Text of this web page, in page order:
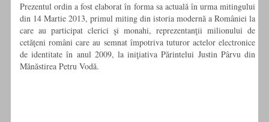
Prezentul ordin a fost elaborat în forma sa actuală în urma mitingului
din 14 Martie 2013, primul miting din istoria modernă a României la
care au participat clerici şi monahi, reprezentanţii milionului de
cetăţeni români care au semnat împotriva tuturor actelor electronice
de identitate în anul 2009, la iniţiativa Părintelui Justin Pârvu din
Mănăstirea Petru Vodă.